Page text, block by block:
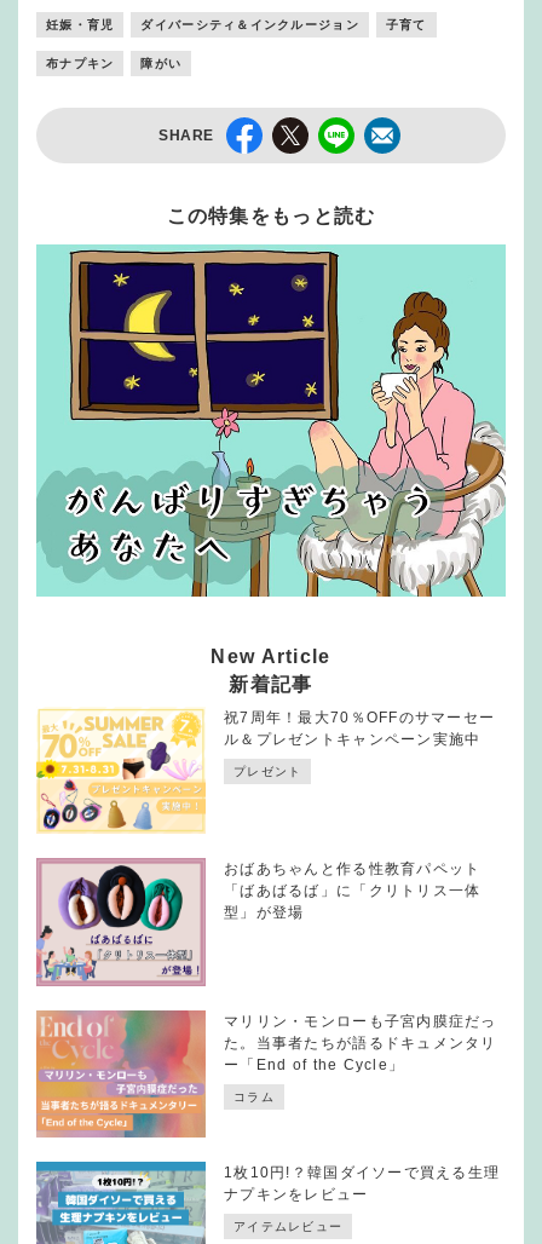
妊娠・育児 ダイバーシティ＆インクルージョン 子育て
布ナプキン 障がい
SHARE
この特集をもっと読む
New Article
新着記事
祝7周年！最大70％OFFのサマーセー
ル＆プレゼントキャンペーン実施中
プレゼント
おばあちゃんと作る性教育パペット
「ばあばるば」に「クリトリス一体
型」が登場
マリリン・モンローも子宮内膜症だっ
た。当事者たちが語るドキュメンタリ
ー「End of the Cycle」
コラム
1枚10円!？韓国ダイソーで買える生理
ナプキンをレビュー
アイテムレビュー